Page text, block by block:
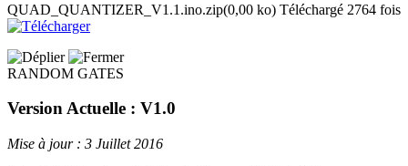
QUAD_QUANTIZER_V1.1.ino.zip(0,00 ko) Téléchargé 2764 fois
RANDOM GATES
Version Actuelle : V1.0
Mise à jour : 3 Juillet 2016